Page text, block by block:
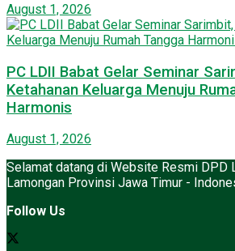
August 1, 2026
PC LDII Babat Gelar Seminar
Ketahanan Keluarga Menuju
Harmonis
August 1, 2026
Selamat datang di Website Resmi DPD
Lamongan Provinsi Jawa Timur -
Follow Us